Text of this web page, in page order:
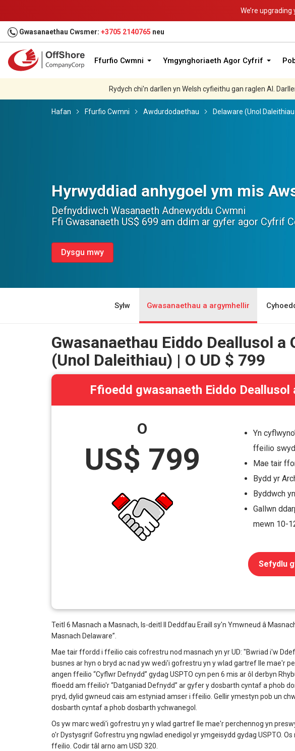
We’re upgrading
Gwasanaethau Cwsmer: +3705 2140765 neu
Ffurfio Cwmni Ymgynghoriaeth Agor Cyfrif
Rydych chi'n darllen yn Welsh cyfieithu gan raglen AI.
Hafan Ffurfio Cwmni Awdurdodaethau Delaware (Unol
Swyddfa Rithwir yng
Mwynhewch wobrau hyd at US $ 272 wrth agor ym
Dysgu mwy
Sylw Gwasanaethau a argymhellir
Gwasanaethau Eiddo Deallusol
(Unol Daleithiau) | O UD $ 799
Ffioedd gwasanaeth Eiddo
O
US$ 799
Yn
ffeilio
Mae tair
Bydd yr
Byddwch
Gallwn
mewn 10-
Sefydlu
Teitl 6 Masnach a Masnach, Is-deitl II Deddfau Eraill sy'n Ymwneud â
Masnach Delaware”.
Mae tair ffordd i ffeilio cais cofrestru nod masnach yn yr UD: "Bwriad i'w
busnes ar hyn o bryd ac nad yw wedi'i gofrestru yn y wlad gartref lle mae'r
angen ffeilio “Cyflwr Defnydd” gydag USPTO cyn pen 6 mis ar ôl derbyn
ffioedd am ffeilio'r “Datganiad Defnydd” ar gyfer y dosbarth cyntaf a phob
pryd, dylid gwneud cais am estyniad amser i ffeilio. Gellir ymestyn pob un
dosbarth cyntaf a phob dosbarth ychwanegol.
Os yw marc wedi'i gofrestru yn y wlad gartref lle mae'r perchennog yn
o'r Dystysgrif Gofrestru yng ngwlad enedigol yr ymgeisydd gydag USPTO.
ffeilio. Codir tâl arno am USD 320.